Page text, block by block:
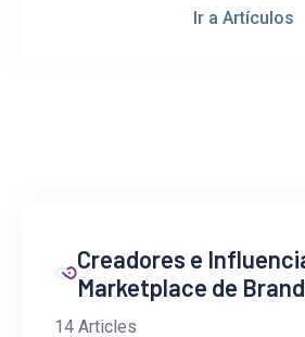
Ir a Artículos
Creadores e
Marketplace de
14 Articles